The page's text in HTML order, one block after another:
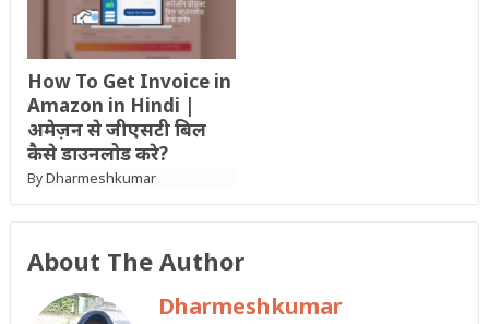
How To Get Invoice in
Amazon in Hindi |
अमेज़न से जीएसटी बिल
कैसे डाउनलोड करे?
ByDharmeshkumar
About The Author
Dharmeshkumar